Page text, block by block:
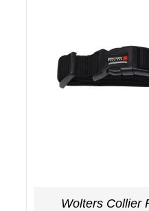
Wolters Collier